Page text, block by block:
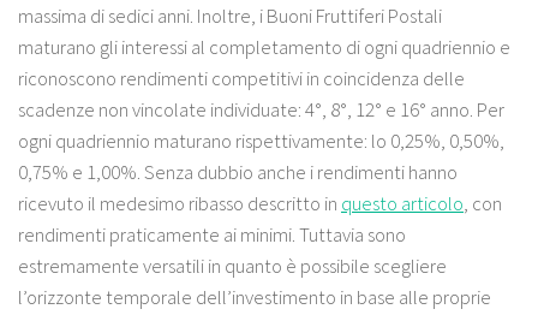
massima di sedici anni. Inoltre, i Buoni Fruttiferi Postali
maturano gli interessi al completamento di ogni quadriennio e
riconoscono rendimenti competitivi in coincidenza delle
scadenze non vincolate individuate: 4°, 8°, 12° e 16° anno. Per
ogni quadriennio maturano rispettivamente: lo 0,25%, 0,50%,
0,75% e 1,00%. Senza dubbio anche i rendimenti hanno
ricevuto il medesimo ribasso descritto in questo articolo, con
rendimenti praticamente ai minimi. Tuttavia sono
estremamente versatili in quanto è possibile scegliere
l’orizzonte temporale dell’investimento in base alle proprie